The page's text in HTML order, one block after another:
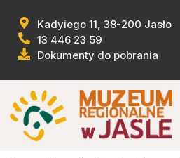
Kadyiego 11, 38-200 Jasło
13 446 23 59
Dokumenty do pobrania